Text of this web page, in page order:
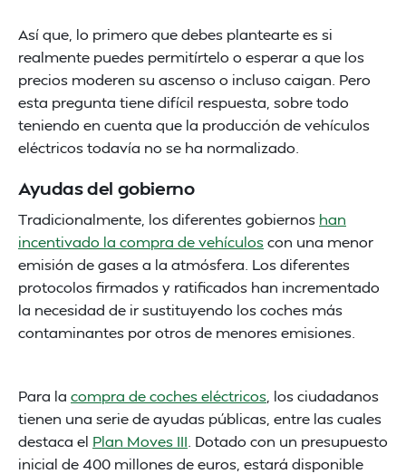
Así que, lo primero que debes plantearte es si
realmente puedes permitírtelo o esperar a que los
precios moderen su ascenso o incluso caigan. Pero
esta pregunta tiene difícil respuesta, sobre todo
teniendo en cuenta que la producción de vehículos
eléctricos todavía no se ha normalizado.
Ayudas del gobierno
Tradicionalmente, los diferentes gobiernos han
incentivado la compra de vehículoscon una menor
emisión de gases a la atmósfera. Los diferentes
protocolos firmados y ratificados han incrementado
la necesidad de ir sustituyendo los coches más
contaminantes por otros de menores emisiones.
Para la compra de coches eléctricos , los ciudadanos
tienen una serie de ayudas públicas, entre las cuales
destaca el Plan Moves III . Dotado con un presupuesto
inicial de 400 millones de euros, estará disponible